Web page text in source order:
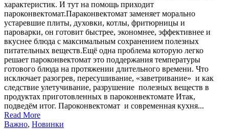
характеристик. И тут на помощь приходит
пароконвектомат.Параконвектомат заменяет морально
устаревшие плиты, духовки, котлы, фритюрницы и
пароварки, он готовит быстрее, экономнее, эффективнее и
вкуснее блюда с максимальным сохранением полезных
питательных веществ.Ещё одна проблема которую легко
решает пароконвектомат это поддержания температуры
готового блюда на протяжении длительного времени. Что
исключает разогрев, пересушивание, «заветривание» и как
следствие улетучивание, разрушение полезных веществ в
продуктах приготовленных в пароконвектомате Итак,
подведём итог. Пароконвектомат и современная кухня...
Read More
Важно, Новинки